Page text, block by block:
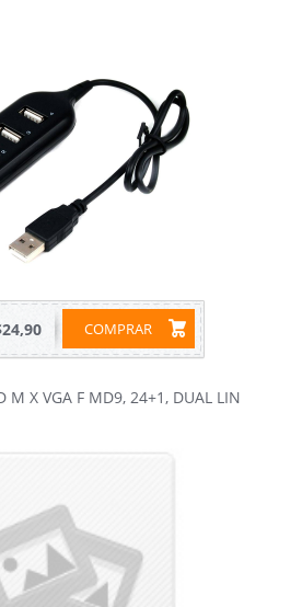
COMPRAR
M X VGA F MD9, 24+1, DUAL LIN